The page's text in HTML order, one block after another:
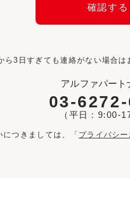
ら3日すぎても連絡がない場合
アルファパート
03-
（平日：9:00-
つきましては、「 プライバシ